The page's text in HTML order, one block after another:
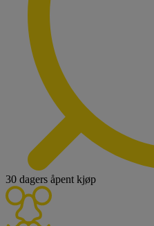
30 dagers åpent kjøp